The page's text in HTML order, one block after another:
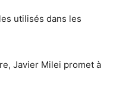
utilisés dans les
Javier Milei promet à